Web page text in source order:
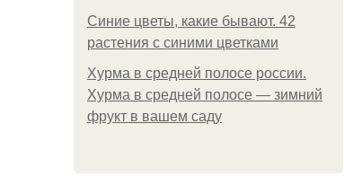
Синие цветы, какие бывают. 42
растения с синими цветками
Хурма в средней полосе россии.
Хурма в средней полосе — зимний
фрукт в вашем саду